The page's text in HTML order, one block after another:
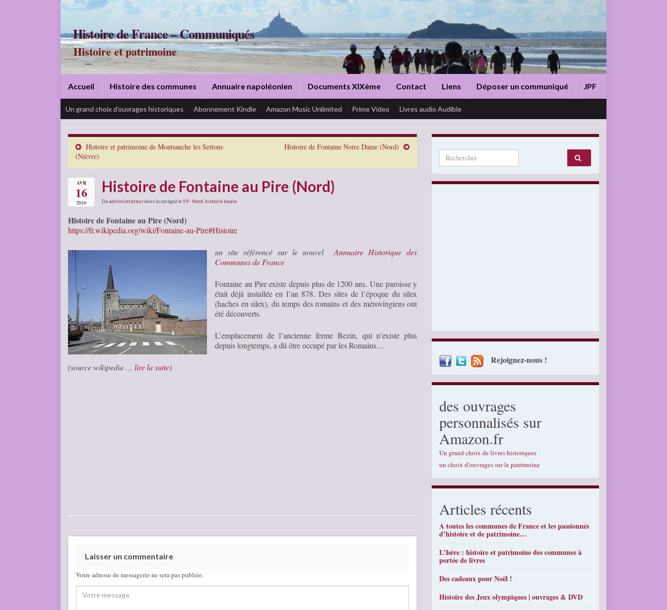
Histoire de France – Communiqués
Histoire et patrimoine
Accueil Histoire des communes Annuaire napoléonien Documents XIXème Contact Liens Déposer un communiqué JPF
Un grand choix d’ouvrages historiques Abonnement Kindle Amazon Music Unlimited Prime Video Livres audio Audible
Histoire et patrimoine de Montsauche les Settons
(Nièvre)
Histoire de Fontaine Notre Dame (Nord)
AVR
16
2016
Histoire de Fontaine au Pire (Nord)
Deadministrateurdans la catégorie 59 - Nord histoire locale
Histoire de Fontaine au Pire (Nord)
https://fr.wikipedia.org/wiki/Fontaine-au-Pire#Histoire
un site référencé sur le nouvelAnnuaire Historique des
Communes de France
Fontaine au Pire existe depuis plus de 1200 ans. Une paroisse y
était déjà installée en l’an 878. Des sites de l’époque du silex
(haches en silex), du temps des romains et des mérovingiens ont
été découverts.
L’emplacement de l’ancienne ferme Bezin, qui n’existe plus
depuis longtemps, a dû être occupé par les Romains…
(source wikipedia … lire la suite)
Laisser un commentaire
Votre adresse de messagerie ne sera pas publiée.
Search for:
Rejoignez-nous !
des ouvrages
personnalisés sur
Amazon.fr
Un grand choix de livres historiques
un choix d'ouvrages sur le patrimoine
Articles récents
A toutes les communes de France et les passionnés
d’histoire et de patrimoine…
L’Isère : histoire et patrimoine des communes à
portée de livres
Des cadeaux pour Noël !
Histoire des Jeux olympiques | ouvrages & DVD